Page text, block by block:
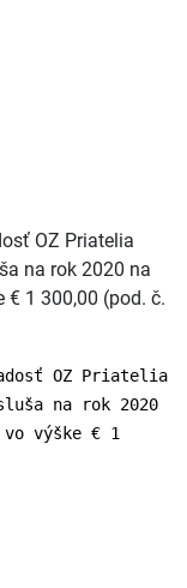
OZ Priatelia
na rok 2020 na
€ 1 300,00 (pod. č.
OZ Priatelia
na rok 2020
výške € 1